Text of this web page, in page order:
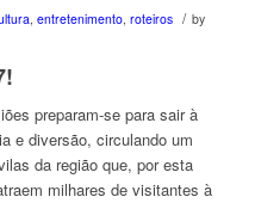
, entretenimento, roteiros / by
preparam-se para sair à
e diversão, circulando um
da região que, por esta
milhares de visitantes à